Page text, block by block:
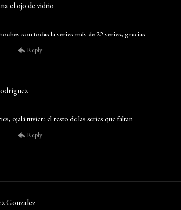
el ojo de vidrio
son todas la series más de 22 series, gracias
Reply
ojalá tuviera el resto de las series que faltan
Reply
Gonzalez